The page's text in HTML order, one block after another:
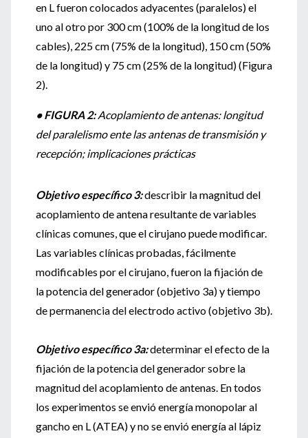
en L fueron colocados adyacentes (paralelos) el
uno al otro por 300 cm (100% de la longitud de los
cables), 225 cm (75% de la longitud), 150 cm (50%
de la longitud) y 75 cm (25% de la longitud) (Figura
2).
• FIGURA 2:Acoplamiento de antenas: longitud
del paralelismo ente las antenas de transmisión y
recepción; implicaciones prácticas
Objetivo específico 3:describir la magnitud del
acoplamiento de antena resultante de variables
clínicas comunes, que el cirujano puede modificar.
Las variables clínicas probadas, fácilmente
modificables por el cirujano, fueron la fijación de
la potencia del generador (objetivo 3a) y tiempo
de permanencia del electrodo activo (objetivo 3b).
Objetivo específico 3a:determinar el efecto de la
fijación de la potencia del generador sobre la
magnitud del acoplamiento de antenas. En todos
los experimentos se envió energía monopolar al
gancho en L (ATEA) y no se envió energía al lápiz